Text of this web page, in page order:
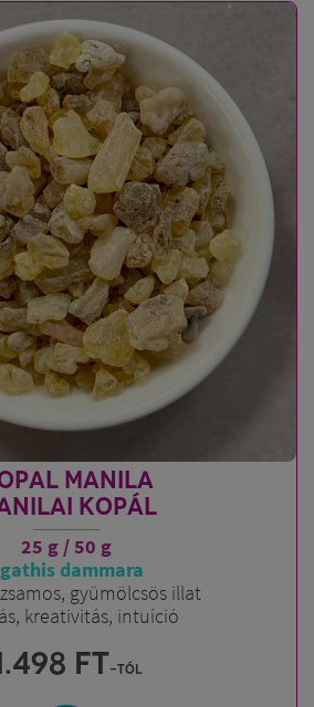
MANILA
KOPÁL
25 g / 50 g
dammara
gyümölcsös illat
kreativitás, intuíció
FT-tól